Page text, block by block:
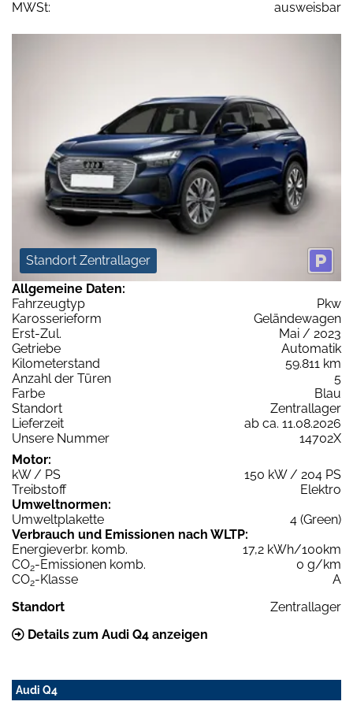
MWSt:
ausweisbar
Standort Zentrallager
Allgemeine Daten:
Fahrzeugtyp
Pkw
Karosserieform
Geländewagen
Erst-Zul.
Mai / 2023
Getriebe
Automatik
Kilometerstand
59.811 km
Anzahl der Türen
5
Farbe
Blau
Standort
Zentrallager
Lieferzeit
ab ca. 11.08.2026
Unsere Nummer
14702X
Motor:
kW / PS
150 kW / 204 PS
Treibstoff
Elektro
Umweltnormen:
Umweltplakette
4 (Green)
Verbrauch und Emissionen nach WLTP:
Energieverbr. komb.
17,2 kWh/100km
CO2-Emissionen komb.
0 g/km
CO2-Klasse
A
Standort
Zentrallager
Details zum Audi Q4 anzeigen
Audi Q4